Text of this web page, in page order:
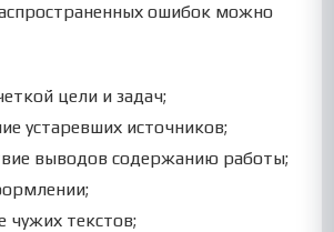
ошибок можно
цели и задач;
устаревших источников;
выводов содержанию работы;
чужих текстов;